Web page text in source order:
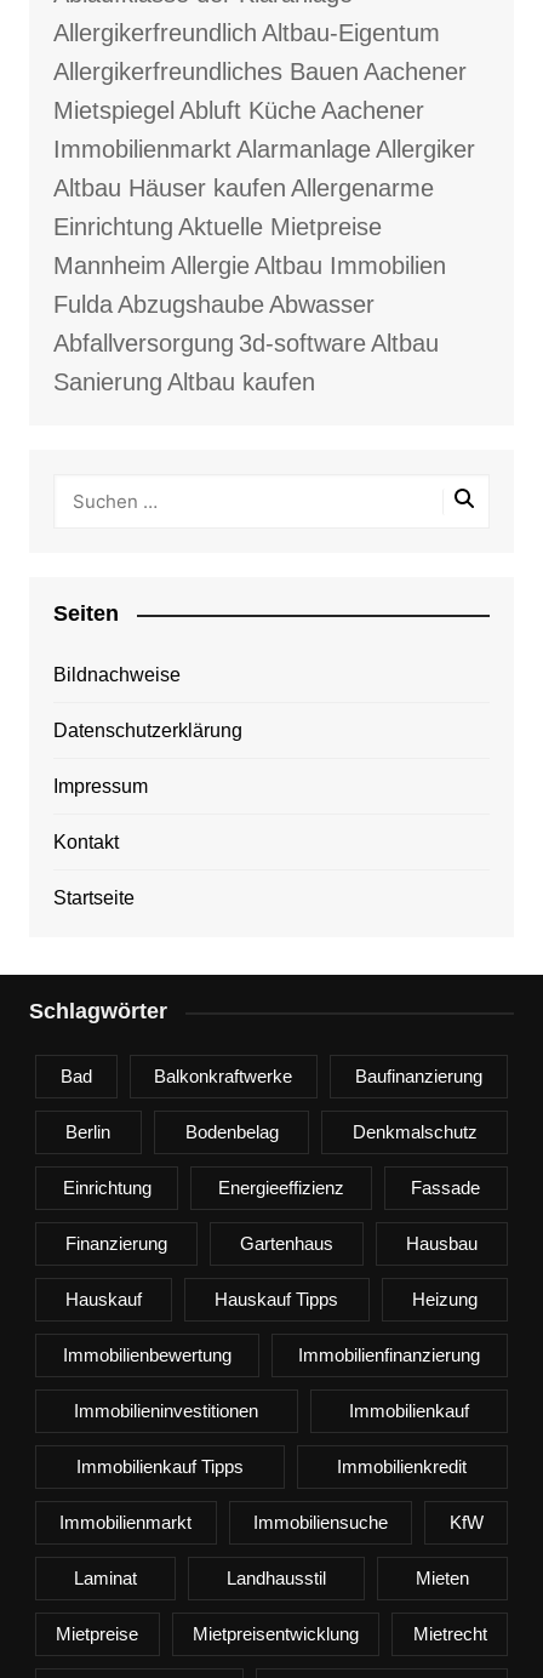
Allergikerfreundlich Altbau-Eigentum
Allergikerfreundliches Bauen Aachener
Mietspiegel Abluft KücheAachener
ImmobilienmarktAlarmanlageAllergiker
Altbau Häuser kaufen Allergenarme
Einrichtung Aktuelle Mietpreise
Mannheim AllergieAltbau Immobilien
FuldaAbzugshaubeAbwasser
Abfallversorgung 3d-softwareAltbau
Sanierung Altbau kaufen
Seiten
Bildnachweise
Datenschutzerklärung
Impressum
Kontakt
Startseite
Schlagwörter
Bad Balkonkraftwerke Baufinanzierung
Berlin Bodenbelag Denkmalschutz
Einrichtung Energieeffizienz Fassade
Finanzierung Gartenhaus Hausbau
Hauskauf Hauskauf Tipps Heizung
Immobilienbewertung Immobilienfinanzierung
Immobilieninvestitionen Immobilienkauf
Immobilienkauf Tipps Immobilienkredit
Immobilienmarkt Immobiliensuche KfW
Laminat Landhausstil Mieten
Mietpreise Mietpreisentwicklung Mietrecht